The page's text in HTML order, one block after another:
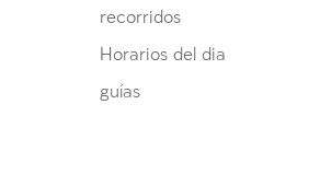
recorridos
Horarios del dia
guías